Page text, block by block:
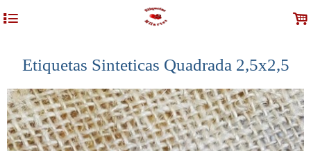
4 .
Etiquetas Sinteticas Quadrada 2,5x2,5